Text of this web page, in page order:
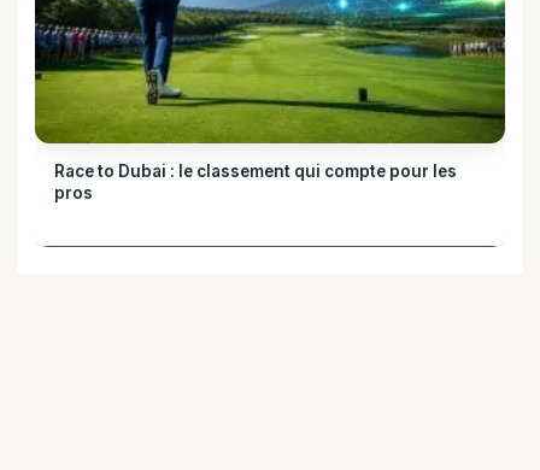
Race to Dubai : le classement qui compte pour les
pros